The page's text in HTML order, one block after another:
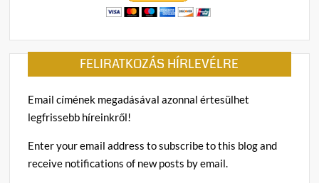
FELIRATKOZÁS HÍRLEVÉLRE
Email címének megadásával azonnal értesülhet
legfrissebb híreinkről!
Enter your email address to subscribe to this blog and
receive notifications of new posts by email.